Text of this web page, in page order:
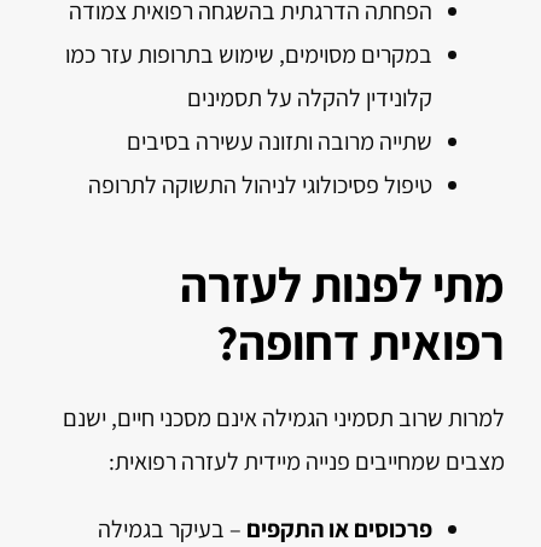
הפחתה הדרגתית בהשגחה רפואית צמודה
במקרים מסוימים, שימוש בתרופות עזר כמו
קלונידין להקלה על תסמינים
שתייה מרובה ותזונה עשירה בסיבים
טיפול פסיכולוגי לניהול התשוקה לתרופה
מתי לפנות לעזרה
רפואית דחופה?
למרות שרוב תסמיני הגמילה אינם מסכני חיים, ישנם
מצבים שמחייבים פנייה מיידית לעזרה רפואית:
פרכוסים או התקפים – בעיקר בגמילה